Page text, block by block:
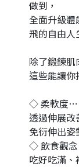
做到，
全面升級體
飛的自由人
除了鍛鍊肌
這些能讓
◇ 柔軟度
透過伸展改
免衍伸出姿
◇ 飲食觀
吃好吃滿、